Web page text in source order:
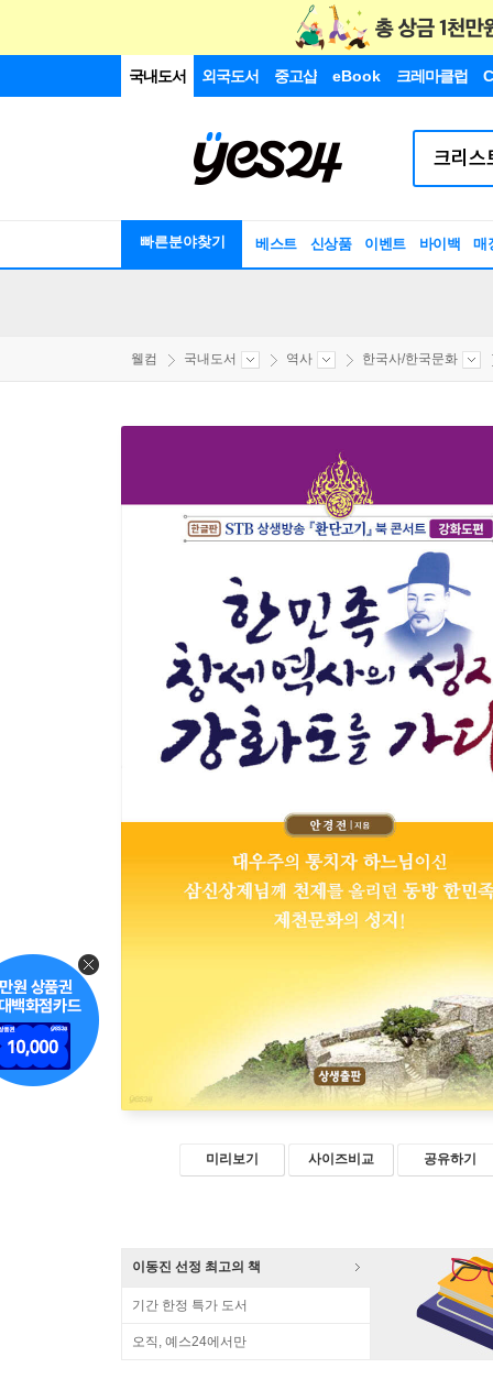
국내도서 외국도서 중고샵 eBook 크레마클럽
빠른분야찾기 베스트 신상품 이벤트 바이백 매
웰컴 국내도서 역사 한국사/한국문화
미리보기 사이즈비교 공유하기
이동진 선정 최고의 책
기간 한정 특가 도서
오직, 예스24에서만